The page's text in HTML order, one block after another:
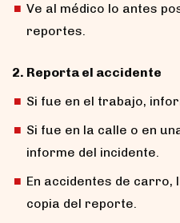
Ve al médico lo antes
reportes.
2. Reporta el accidente
Si fue en el trabajo,
Si fue en la calle o en
informe del incidente.
En accidentes de carro,
copia del reporte.